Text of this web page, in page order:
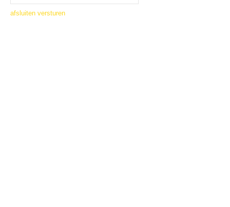
afsluiten versturen